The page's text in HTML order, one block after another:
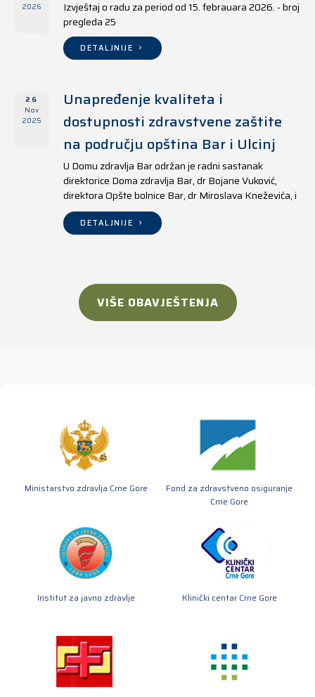
2026
Izvještaj o radu za period od 15. febrauara 2026. - broj
pregleda 25
DETALJNIJE
26
Nov
2025
Unapređenje kvaliteta i
dostupnosti zdravstvene zaštite
na području opština Bar i Ulcinj
U Domu zdravlja Bar održan je radni sastanak
direktorice Doma zdravlja Bar, dr Bojane Vuković,
direktora Opšte bolnice Bar, dr Miroslava Kneževića, i
direktora Doma zdravlja Ulcinj, Kreshnika Mustafe.
DETALJNIJE
VIŠE OBAVJEŠTENJA
Ministarstvo zdravlja Crne Gore
Fond za zdravstveno osiguranje
Crne Gore
Institut za javno zdravlje Klinički centar Crne Gore